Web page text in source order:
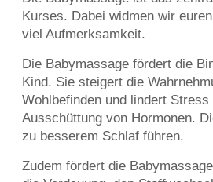
Kurses. Dabei widmen wir
viel Aufmerksamkeit.
Die Babymassage fördert die
Kind. Sie steigert die
Wohlbefinden und lindert Stress
Ausschüttung von Hormonen.
zu besserem Schlaf führen.
Zudem fördert die